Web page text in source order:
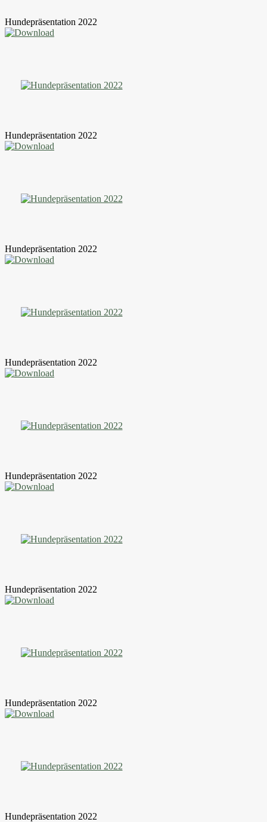
Hundepräsentation 2022
Hundepräsentation 2022
Hundepräsentation 2022
Hundepräsentation 2022
Hundepräsentation 2022
Hundepräsentation 2022
Hundepräsentation 2022
Hundepräsentation 2022